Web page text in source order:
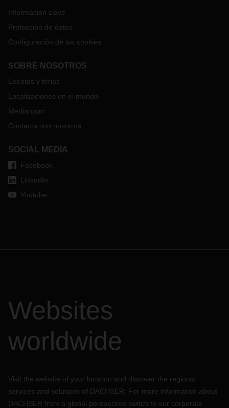
Información clave
Protección de datos
Configuración de las cookies
SOBRE NOSOTROS
Eventos y ferias
Localizaciones en el mundo
Mediaroom
Contacta con nosotros
SOCIAL MEDIA
Facebook
LinkedIn
Youtube
Websites
worldwide
Visit the website of your location and discover the regional
services and solutions of DACHSER. For more information about
DACHSER from a global perspective switch to our corporate